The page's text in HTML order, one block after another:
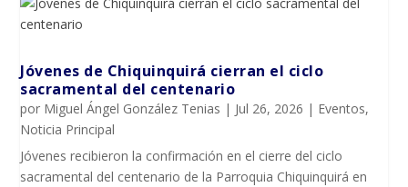
Jóvenes de Chiquinquirá cierran el ciclo
sacramental del centenario
por Miguel Ángel González Tenias | Jul 26, 2026 | Eventos,
Noticia Principal
Jóvenes recibieron la confirmación en el cierre del ciclo
sacramental del centenario de la Parroquia Chiquinquirá en